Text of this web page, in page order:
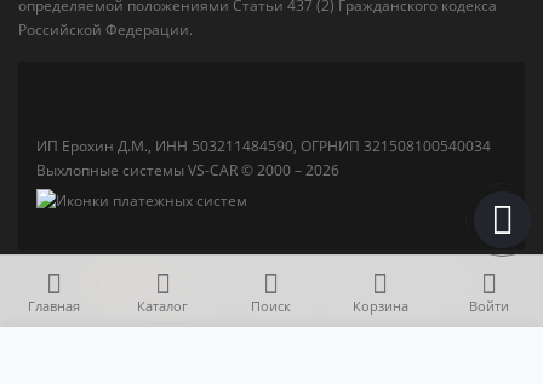
Главная Каталог Поиск Корзина Войти
определяемой положениями Статьи 437 (2) Гражданского кодекса
Российской Федерации.
ИП Ерохин Д.М., ИНН 503211484590, ОГРНИП 321508100540034
Выхлопные системы VS-CAR © 2000 – 2026
★★★★★ — Отзывы на Яндекс Картах